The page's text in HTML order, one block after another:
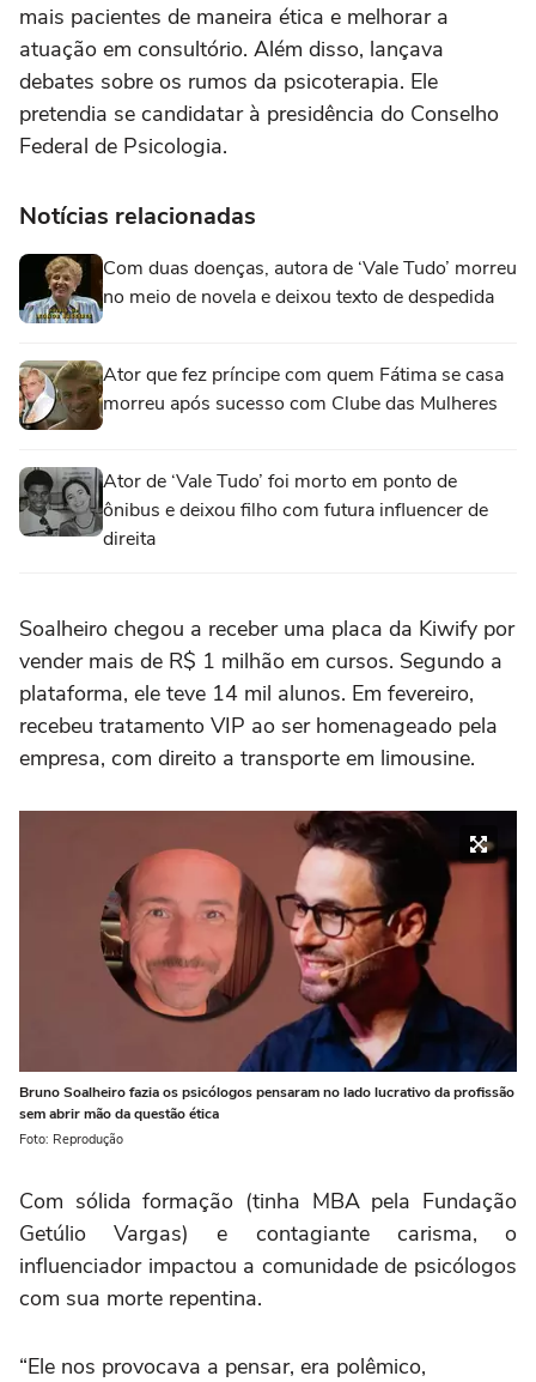
mais pacientes de maneira ética e melhorar a
atuação em consultório. Além disso, lançava
debates sobre os rumos da psicoterapia. Ele
pretendia se candidatar à presidência do Conselho
Federal de Psicologia.
Notícias relacionadas
Com duas doenças, autora de ‘Vale Tudo’ morreu
no meio de novela e deixou texto de despedida
Ator que fez príncipe com quem Fátima se casa
morreu após sucesso com Clube das Mulheres
Ator de ‘Vale Tudo’ foi morto em ponto de
ônibus e deixou filho com futura influencer de
direita
Soalheiro chegou a receber uma placa da Kiwify por
vender mais de R$ 1 milhão em cursos. Segundo a
plataforma, ele teve 14 mil alunos. Em fevereiro,
recebeu tratamento VIP ao ser homenageado pela
empresa, com direito a transporte em limousine.
Bruno Soalheiro fazia os psicólogos pensaram no lado lucrativo da profissão
sem abrir mão da questão ética
Foto: Reprodução
Com sólida formação (tinha MBA pela Fundação
Getúlio Vargas) e contagiante carisma, o
influenciador impactou a comunidade de psicólogos
com sua morte repentina.
“Ele nos provocava a pensar, era polêmico,